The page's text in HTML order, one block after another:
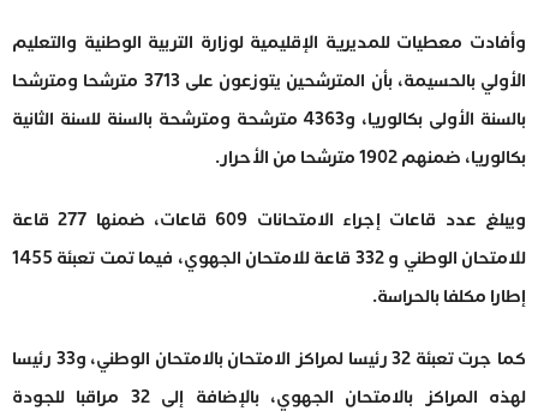
وأفادت معطيات للمديرية الإقليمية لوزارة التربية الوطنية والتعليم
الأولي بالحسيمة، بأن المترشحين يتوزعون على 3713 مترشحا ومترشحا
بالسنة الأولى بكالوريا، و4363 مترشحة ومترشحة بالسنة للسنة الثانية
بكالوريا، ضمنهم 1902 مترشحا من الأحرار.
ويبلغ عدد قاعات إجراء الامتحانات 609 قاعات، ضمنها 277 قاعة
للامتحان الوطني و 332 قاعة للامتحان الجهوي، فيما تمت تعبئة 1455
إطارا مكلفا بالحراسة.
كما جرت تعبئة 32 رئيسا لمراكز الامتحان بالامتحان الوطني، و33 رئيسا
لهذه المراكز بالامتحان الجهوي، بالإضافة إلى 32 مراقبا للجودة